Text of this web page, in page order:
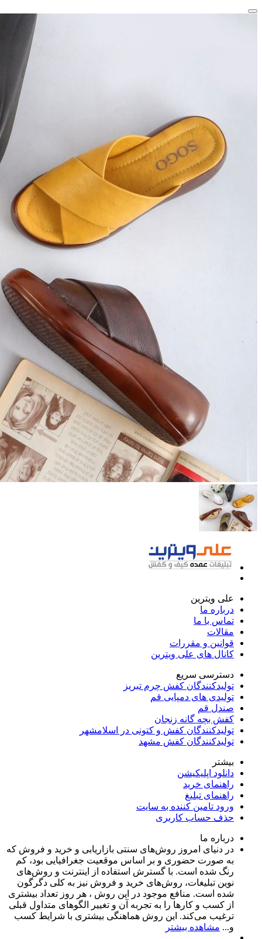
علی ویترین
درباره ما
تماس با ما
مقالات
قوانین و مقررات
کانال های علی ویترین
دسترسی سریع
تولیدکنندگان کفش چرم تبریز
تولیدی های دمپایی قم
صندل قم
کفش بچه گانه زنجان
تولیدکنندگان کفش و کتونی در اسلامشهر
تولیدکنندگان کفش مشهد
بیشتر
دانلود اپلیکیشن
راهنمای خرید
راهنمای تبلیغ
ورود تامین کننده به سایت
حذف حساب کاربری
درباره ما
در دنیای امروز روش‌های سنتی بازاریابی و خرید و فروش که
به صورت حضوری و بر اساس موقعیت جغرافیایی بود، کم
رنگ شده است. با گسترش استفاده از اینترنت و روش‌های
نوین تبلیغات، روش‌های خرید و فروش نیز به کلی دگرگون
شده است. منافع موجود در این روش ، هر روز تعداد بیشتری
از کسب و کارها را به تجربه‌ آن و تغییر الگوهای متداول قبلی
ترغیب می‌کند. این روش هماهنگی بیشتری با شرایط کسب
و... مشاهده بیشتر